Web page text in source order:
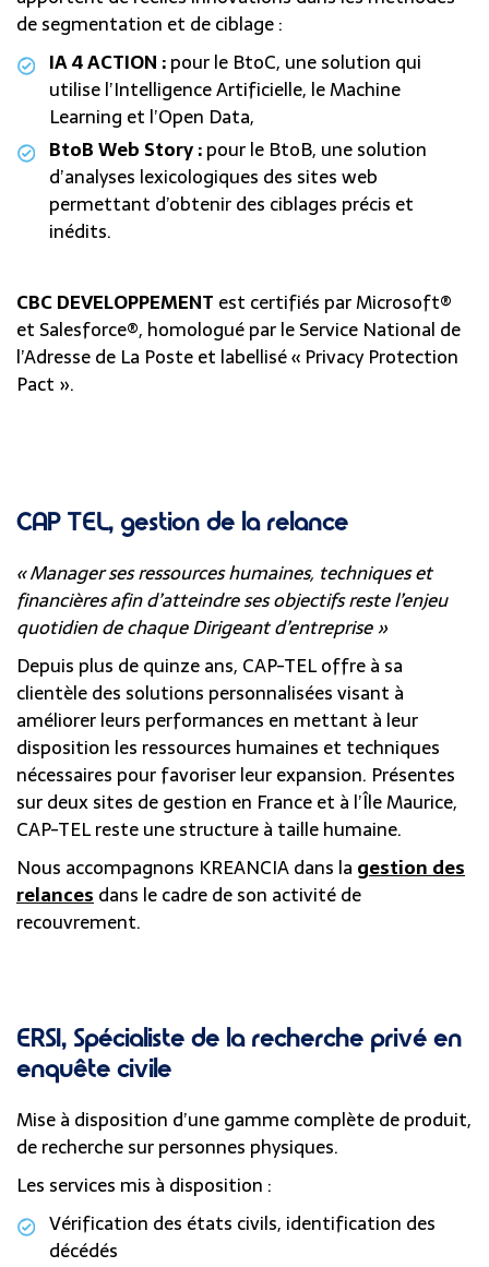
de segmentation et de ciblage :
IA 4 ACTION :pour le BtoC, une solution qui
utilise l’Intelligence Artificielle, le Machine
Learning et l’Open Data,
BtoB Web Story :pour le BtoB, une solution
d’analyses lexicologiques des sites web
permettant d’obtenir des ciblages précis et
inédits.
CBC DEVELOPPEMENT est certifiés par Microsoft®
et Salesforce®, homologué par le Service National de
l’Adresse de La Poste et labellisé « Privacy Protection
Pact ».
CAP TEL, gestion de la relance
« Manager ses ressources humaines, techniques et
financières afin d’atteindre ses objectifs reste l’enjeu
quotidien de chaque Dirigeant d’entreprise »
Depuis plus de quinze ans, CAP-TEL offre à sa
clientèle des solutions personnalisées visant à
améliorer leurs performances en mettant à leur
disposition les ressources humaines et techniques
nécessaires pour favoriser leur expansion. Présentes
sur deux sites de gestion en France et à l’Île Maurice,
CAP-TEL reste une structure à taille humaine.
Nous accompagnons KREANCIA dans la gestion des
relancesdans le cadre de son activité de
recouvrement.
ERSI, Spécialiste de la recherche privé en
enquête civile
Mise à disposition d’une gamme complète de produit,
de recherche sur personnes physiques.
Les services mis à disposition :
Vérification des états civils, identification des
décédés